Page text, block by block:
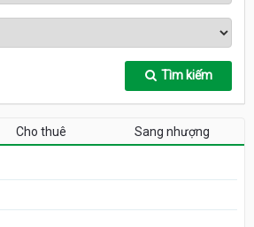
Tìm kiếm
Cho thuê Sang nhượng